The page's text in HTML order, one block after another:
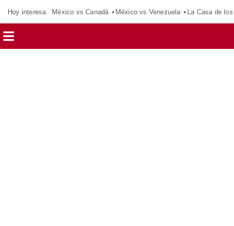
Hoy interesa: México vs Canadá México vs Venezuela La Casa de